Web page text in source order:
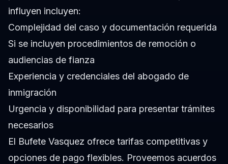
influyen incluyen:
Complejidad del caso y documentación requerida
Si se incluyen procedimientos de remoción o
audiencias de fianza
Experiencia y credenciales del abogado de
inmigración
Urgencia y disponibilidad para presentar trámites
necesarios
El Bufete Vasquez ofrece tarifas competitivas y
opciones de pago flexibles. Proveemos acuerdos